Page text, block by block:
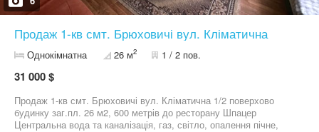
Продаж 1-кв смт. Брюховичі вул. Кліматична
Однокімнатна 26 м2 1 / 2 пов.
31 000 $
Продаж 1-кв смт. Брюховичі вул. Кліматична 1/2 поверхово
будинку заг.пл. 26 м2, 600 метрів до ресторану Шпацер
Центральна вода та каналізація, газ, світло, опалення пічне,